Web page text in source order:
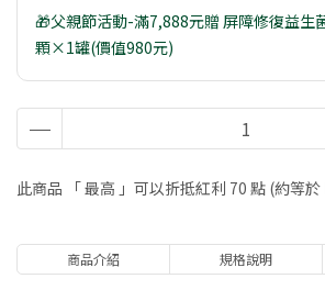
🎁父親節活動-滿7,888元贈 屏障修復益生
顆×1罐(價值980元)
此商品 「 最高 」可以折抵紅利 70 點 (約等於
商品介紹 規格說明